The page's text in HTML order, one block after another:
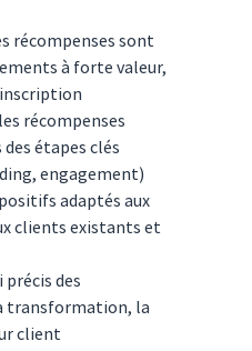
récompenses sont
à forte valeur,
récompenses
étapes clés
engagement)
adaptés aux
clients existants et
précis des
transformation, la
client